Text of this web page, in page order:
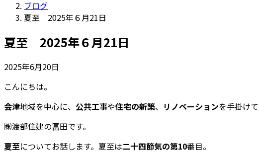
ブログ
夏至 2025年６月21日
夏至 2025年６月21日
2025年6月20日
こんにちは。
会津地域を中心に、 公共工事や住宅の新築、 リノベーションを手掛け
㈱渡部住建の冨田です。
夏至についてお話します。夏至は二十四節気の第10番目。